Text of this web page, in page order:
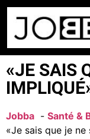
«JE SAIS
Jobba
Santé &
«Je sais que je